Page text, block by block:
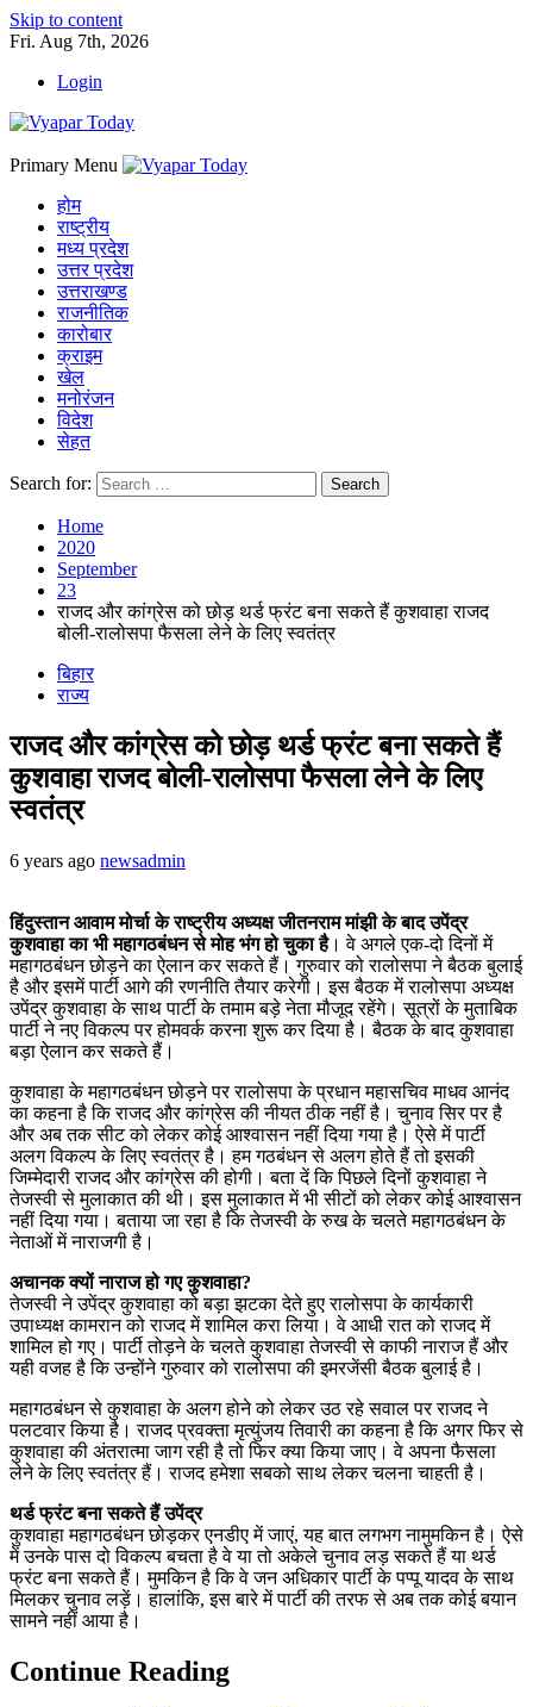
Skip to content
Fri. Aug 7th, 2026
Login
Primary Menu
होम
राष्ट्रीय
मध्य प्रदेश
उत्तर प्रदेश
उत्तराखण्ड
राजनीतिक
कारोबार
क्राइम
खेल
मनोरंजन
विदेश
सेहत
Search for:
Home
2020
September
23
राजद और कांग्रेस को छोड़ थर्ड फ्रंट बना सकते हैं कुशवाहा राजद
बोली-रालोसपा फैसला लेने के लिए स्वतंत्र
बिहार
राज्य
राजद और कांग्रेस को छोड़ थर्ड फ्रंट बना सकते हैं
कुशवाहा राजद बोली-रालोसपा फैसला लेने के लिए
स्वतंत्र
6 years ago newsadmin
हिंदुस्तान आवाम मोर्चा के राष्ट्रीय अध्यक्ष जीतनराम मांझी के बाद उपेंद्र
कुशवाहा का भी महागठबंधन से मोह भंग हो चुका है। वे अगले एक-दो दिनों में
महागठबंधन छोड़ने का ऐलान कर सकते हैं। गुरुवार को रालोसपा ने बैठक बुलाई
है और इसमें पार्टी आगे की रणनीति तैयार करेगी। इस बैठक में रालोसपा अध्यक्ष
उपेंद्र कुशवाहा के साथ पार्टी के तमाम बड़े नेता मौजूद रहेंगे। सूत्रों के मुताबिक
पार्टी ने नए विकल्प पर होमवर्क करना शुरू कर दिया है। बैठक के बाद कुशवाहा
बड़ा ऐलान कर सकते हैं।
कुशवाहा के महागठबंधन छोड़ने पर रालोसपा के प्रधान महासचिव माधव आनंद
का कहना है कि राजद और कांग्रेस की नीयत ठीक नहीं है। चुनाव सिर पर है
और अब तक सीट को लेकर कोई आश्वासन नहीं दिया गया है। ऐसे में पार्टी
अलग विकल्प के लिए स्वतंत्र है। हम गठबंधन से अलग होते हैं तो इसकी
जिम्मेदारी राजद और कांग्रेस की होगी। बता दें कि पिछले दिनों कुशवाहा ने
तेजस्वी से मुलाकात की थी। इस मुलाकात में भी सीटों को लेकर कोई आश्वासन
नहीं दिया गया। बताया जा रहा है कि तेजस्वी के रुख के चलते महागठबंधन के
नेताओं में नाराजगी है।
अचानक क्यों नाराज हो गए कुशवाहा?
तेजस्वी ने उपेंद्र कुशवाहा को बड़ा झटका देते हुए रालोसपा के कार्यकारी
उपाध्यक्ष कामरान को राजद में शामिल करा लिया। वे आधी रात को राजद में
शामिल हो गए। पार्टी तोड़ने के चलते कुशवाहा तेजस्वी से काफी नाराज हैं और
यही वजह है कि उन्होंने गुरुवार को रालोसपा की इमरजेंसी बैठक बुलाई है।
महागठबंधन से कुशवाहा के अलग होने को लेकर उठ रहे सवाल पर राजद ने
पलटवार किया है। राजद प्रवक्ता मृत्युंजय तिवारी का कहना है कि अगर फिर से
कुशवाहा की अंतरात्मा जाग रही है तो फिर क्या किया जाए। वे अपना फैसला
लेने के लिए स्वतंत्र हैं। राजद हमेशा सबको साथ लेकर चलना चाहती है।
थर्ड फ्रंट बना सकते हैं उपेंद्र
कुशवाहा महागठबंधन छोड़कर एनडीए में जाएं, यह बात लगभग नामुमकिन है। ऐसे
में उनके पास दो विकल्प बचता है वे या तो अकेले चुनाव लड़ सकते हैं या थर्ड
फ्रंट बना सकते हैं। मुमकिन है कि वे जन अधिकार पार्टी के पप्पू यादव के साथ
मिलकर चुनाव लड़ें। हालांकि, इस बारे में पार्टी की तरफ से अब तक कोई बयान
सामने नहीं आया है।
Continue Reading